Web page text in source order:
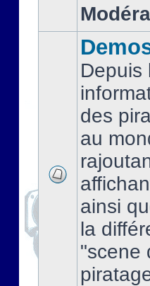
Depuis
des
au
ainsi
la
"scene